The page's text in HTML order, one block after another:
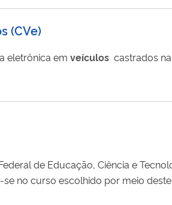
(CVe)
eletrônica em veículos castrados
de Educação, Ciência e
no curso escolhido por meio